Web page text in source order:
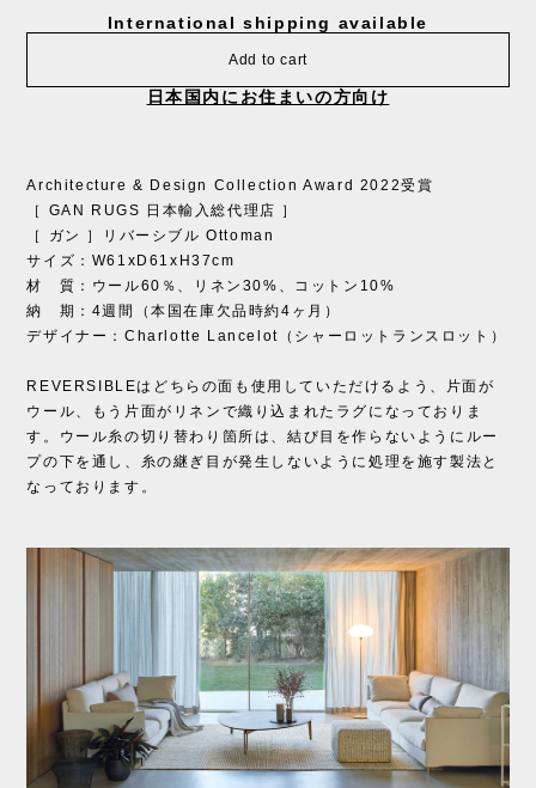
International shipping available
Add to cart
日本国内にお住まいの方向け
Architecture & Design Collection Award 2022受賞
［ GAN RUGS 日本輸入総代理店 ］
［ ガン ］リバーシブル Ottoman
サイズ：W61xD61xH37cm
材 質：ウール60％、リネン30%、コットン10%
納 期：4週間（本国在庫欠品時約4ヶ月）
デザイナー：Charlotte Lancelot（シャーロットランスロット）
REVERSIBLEはどちらの面も使用していただけるよう、片面が
ウール、もう片面がリネンで織り込まれたラグになっておりま
す。ウール糸の切り替わり箇所は、結び目を作らないようにルー
プの下を通し、糸の継ぎ目が発生しないように処理を施す製法と
なっております。